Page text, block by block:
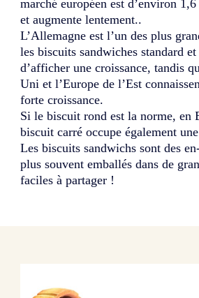
marché européen est d’environ
et augmente lentement..
L’Allemagne est l’un des plus
les biscuits sandwiches standard
d’afficher une croissance, tandis
Uni et l’Europe de l’Est
forte croissance.
Si le biscuit rond est la norme, en
biscuit carré occupe également
Les biscuits sandwichs sont des
plus souvent emballés dans de
faciles à partager !